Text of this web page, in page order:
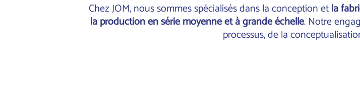
Chez JOM, nous sommes spécialisés dans la conception etla
la production en série moyenne et à grande échelle. Notre
processus, de la